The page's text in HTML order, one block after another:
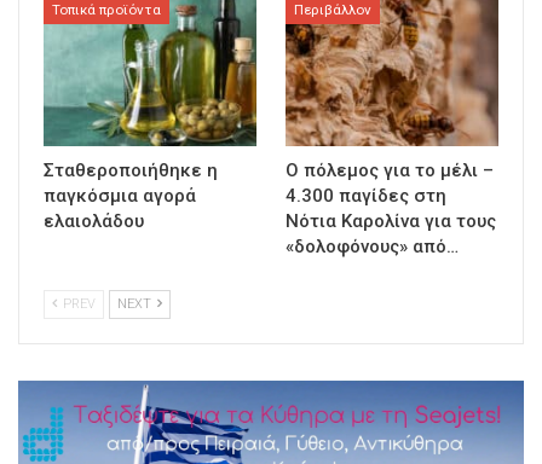
Τοπικά προϊόντα
Σταθεροποιήθηκε η
παγκόσμια αγορά
ελαιολάδου
Περιβάλλον
Ο πόλεμος για το μέλι –
4.300 παγίδες στη
Νότια Καρολίνα για τους
«δολοφόνους» από…
PREV NEXT